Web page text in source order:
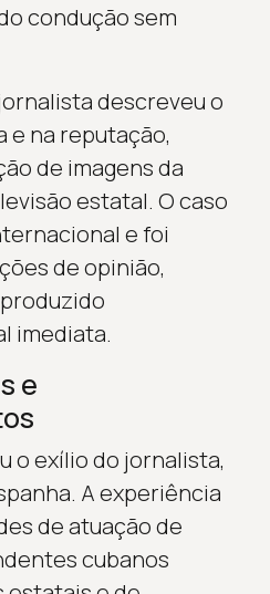
condução sem
descreveu o
e na reputação,
de imagens da
estatal. O caso
e foi
de opinião,
imediata.
e
o exílio do jornalista,
A experiência
de atuação de
cubanos